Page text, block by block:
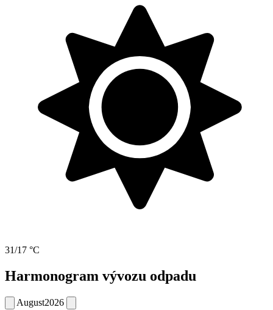
31/17 °C
Harmonogram vývozu odpadu
August2026